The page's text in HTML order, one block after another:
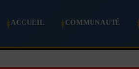
ACCUEIL COMMUNAUTÉ